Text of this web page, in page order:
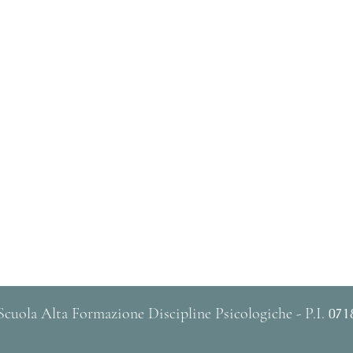
Alta Formazione Discipline Psicologiche - P.I.